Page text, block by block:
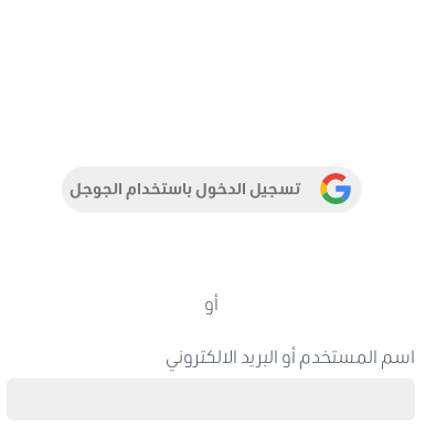
تسجيل الدخول باستخدام الجوجل
أو
اسم المستخدم أو البريد الالكتروني